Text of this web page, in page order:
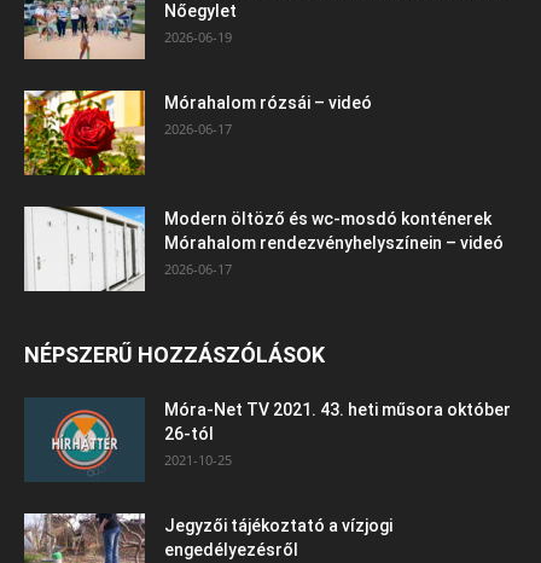
Nőegylet
2026-06-19
Mórahalom rózsái – videó
2026-06-17
Modern öltöző és wc-mosdó konténerek
Mórahalom rendezvényhelyszínein – videó
2026-06-17
NÉPSZERŰ HOZZÁSZÓLÁSOK
Móra-Net TV 2021. 43. heti műsora október
26-tól
2021-10-25
Jegyzői tájékoztató a vízjogi
engedélyezésről